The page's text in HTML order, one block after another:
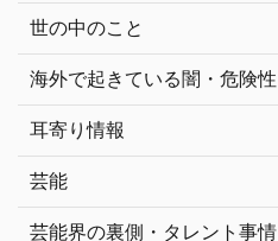
世の中のこと
海外で起きている闇・危険性
耳寄り情報
芸能
芸能界の裏側・タレント事情